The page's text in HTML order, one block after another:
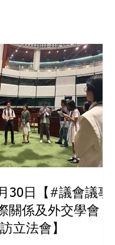
30日【#議會議事
關係及外交學會
立法會】